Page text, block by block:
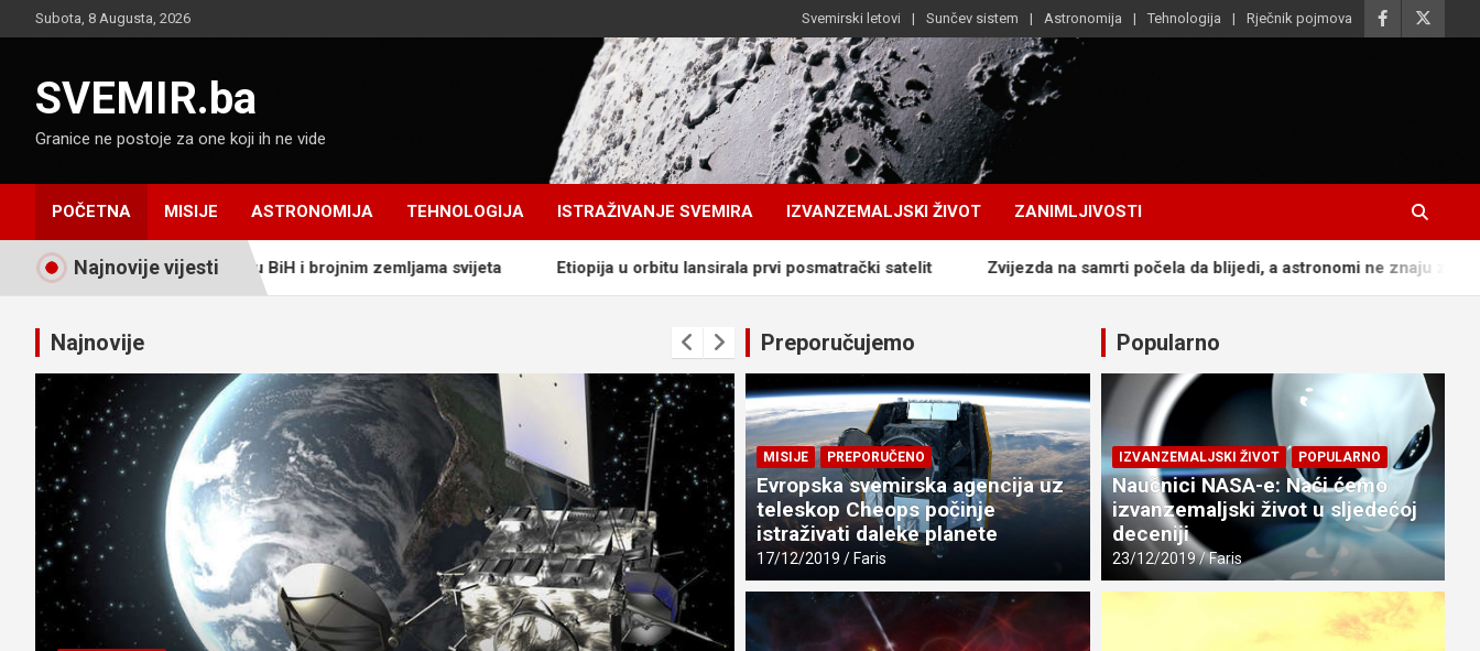
to
Subota, 8 Augusta, 2026 Svemirski letovi Sunčev sistem Astronomija Tehnologija Rječnik pojmova
SVEMIR.ba
Granice ne postoje za one koji ih ne vide
POČETNA MISIJE ASTRONOMIJA TEHNOLOGIJA ISTRAŽIVANJE SVEMIRA IZVANZEMALJSKI ŽIVOT ZANIMLJIVOSTI
Najnovije vijesti
sutra vidljivo u BiH i brojnim zemljama svijeta Etiopija u orbitu lansirala prvi posmatrački satelit Zvijezda na samrti počela da blijedi, a astronomi ne znaju zašto Naučnici
Najnovije Preporučujemo
MISIJE PREPORUČENO
Evropska svemirska agencija uz
teleskop Cheops počinje
istraživati daleke planete
17/12/2019 Faris
Popularno
IZVANZEMALJSKI ŽIVOT POPULARNO
Naučnici NASA-e: Naći ćemo
izvanzemaljski život u sljedećoj
deceniji
23/12/2019 Faris